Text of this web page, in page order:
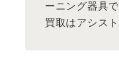
ーニング器具
買取はアシス